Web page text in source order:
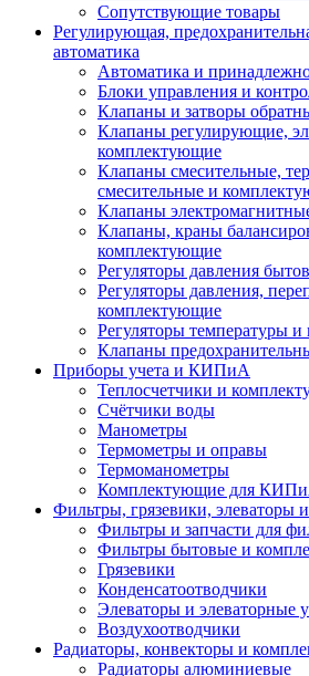
Сопутствующие товары
Регулирующая,
автоматика
Автоматика и
Блоки управления и
Клапаны и затворы
Клапаны регулирующие,
комплектующие
Клапаны смесительные,
смесительные и
Клапаны
Клапаны, краны
комплектующие
Регуляторы давления
Регуляторы давления,
комплектующие
Регуляторы температуры
Клапаны
Приборы учета и КИПиА
Теплосчетчики и
Счётчики воды
Манометры
Термометры и оправы
Термоманометры
Комплектующие для
Фильтры, грязевики, элеваторы
Фильтры и запчасти для
Фильтры бытовые и
Грязевики
Конденсатоотводчики
Элеваторы и элеваторные
Воздухоотводчики
Радиаторы, конвекторы и
Радиаторы алюминиевые